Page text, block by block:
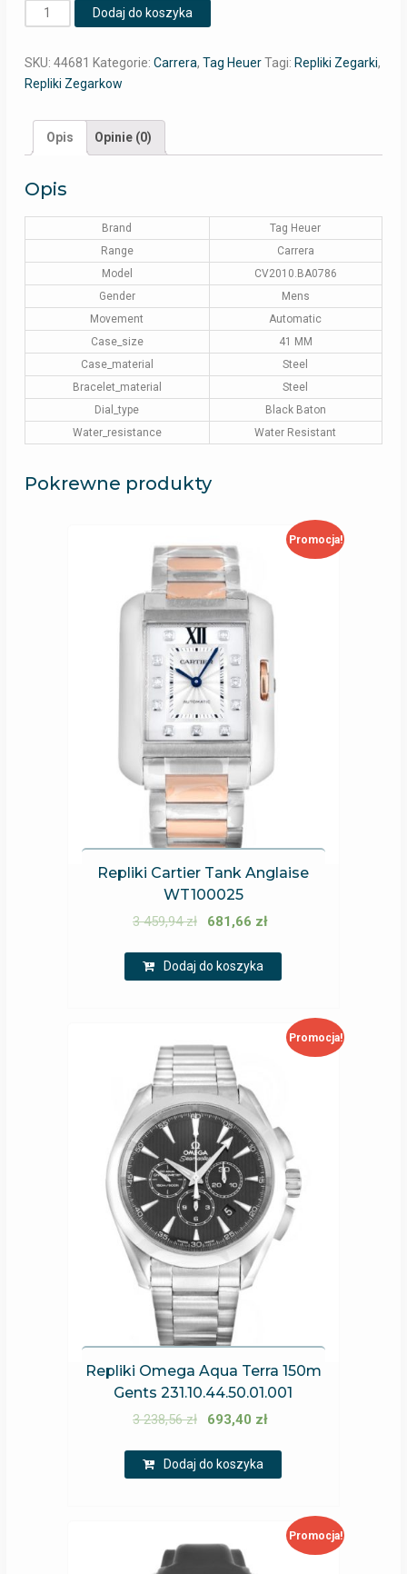
Ilość Dodaj do koszyka
SKU: 44681 Kategorie: Carrera, Tag Heuer Tagi: Repliki Zegarki,
Repliki Zegarkow
Opis Opinie (0)
Opis
Brand
Tag Heuer
Range
Carrera
Model
CV2010.BA0786
Gender
Mens
Movement
Automatic
Case_size
41 MM
Case_material
Steel
Bracelet_material
Steel
Dial_type
Black Baton
Water_resistance
Water Resistant
Pokrewne produkty
Promocja!
Repliki Cartier Tank Anglaise
WT100025
3 459,94zł 681,66 zł
Dodaj do koszyka
Promocja!
Repliki Omega Aqua Terra 150m
Gents 231.10.44.50.01.001
3 238,56zł 693,40 zł
Dodaj do koszyka
Promocja!